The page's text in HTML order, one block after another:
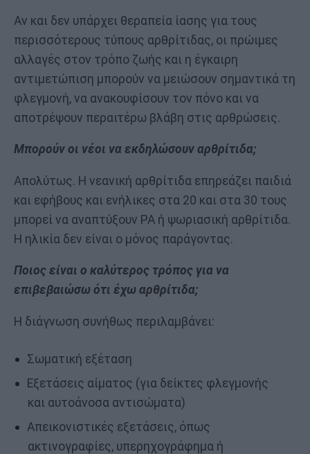
Αν και δεν υπάρχει θεραπεία ίασης για τους
περισσότερους τύπους αρθρίτιδας, οι πρώιμες
αλλαγές στον τρόπο ζωής και η έγκαιρη
αντιμετώπιση μπορούν να μειώσουν σημαντικά τη
φλεγμονή, να ανακουφίσουν τον πόνο και να
αποτρέψουν περαιτέρω βλάβη στις αρθρώσεις.
Μπορούν οι νέοι να εκδηλώσουν αρθρίτιδα;
Απολύτως. Η νεανική αρθρίτιδα επηρεάζει παιδιά
και εφήβους και ενήλικες στα 20 και στα 30 τους
μπορεί να αναπτύξουν ΡΑ ή ψωριασική αρθρίτιδα.
Η ηλικία δεν είναι ο μόνος παράγοντας.
Ποιος είναι ο καλύτερος τρόπος για να
επιβεβαιώσω ότι έχω αρθρίτιδα;
Η διάγνωση συνήθως περιλαμβάνει:
Σωματική εξέταση
Εξετάσεις αίματος (για δείκτες φλεγμονής
και αυτοάνοσα αντισώματα)
Απεικονιστικές εξετάσεις, όπως
ακτινογραφίες, υπερηχογράφημα ή